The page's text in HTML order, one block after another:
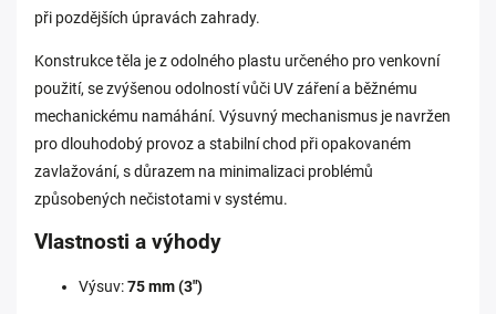
při pozdějších úpravách zahrady.
Konstrukce těla je z odolného plastu určeného pro venkovní
použití, se zvýšenou odolností vůči UV záření a běžnému
mechanickému namáhání. Výsuvný mechanismus je navržen
pro dlouhodobý provoz a stabilní chod při opakovaném
zavlažování, s důrazem na minimalizaci problémů
způsobených nečistotami v systému.
Vlastnosti a výhody
Výsuv:75 mm (3")